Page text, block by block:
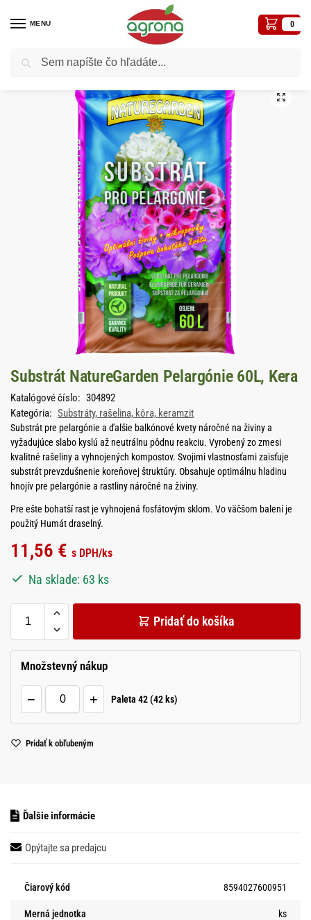
MENU 0
Domov Substráty, rašelina, kôra, keramzit
Substrát NatureGarden Pelargónie 60L, Kera
Katalógové číslo: 304892
Kategória: Substráty, rašelina, kôra, keramzit
Substrát pre pelargónie a ďalšie balkónové kvety náročné na živiny a
vyžadujúce slabo kyslú až neutrálnu pôdnu reakciu. Vyrobený zo zmesi
kvalitné rašeliny a vyhnojených kompostov. Svojimi vlastnosťami zaisťuje
substrát prevzdušnenie koreňovej štruktúry. Obsahuje optimálnu hladinu
hnojív pre pelargónie a rastliny náročné na živiny.
Pre ešte bohatší rast je vyhnojená fosfátovým sklom. Vo väčšom balení je
použitý Humát draselný.
11,56 € s DPH/ks
Na sklade: 63 ks
Pridať do košíka
Množstevný nákup
Paleta 42 (42 ks)
− +
Pridať k obľubeným
Ďalšie informácie
Opýtajte sa predajcu
Čiarový kód 8594027600951
Merná jednotka ks